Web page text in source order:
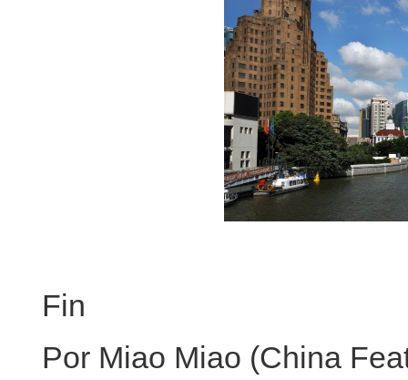
Fin
Por Miao Miao (China